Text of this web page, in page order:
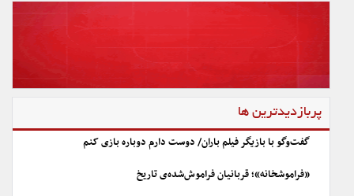
پربازدیدترین ها
گفت‌وگو با بازیگر فیلم باران/ دوست دارم دوباره بازی کنم
«فراموشخانه»؛ قربانیان فراموش‌شده‌ی تاریخ